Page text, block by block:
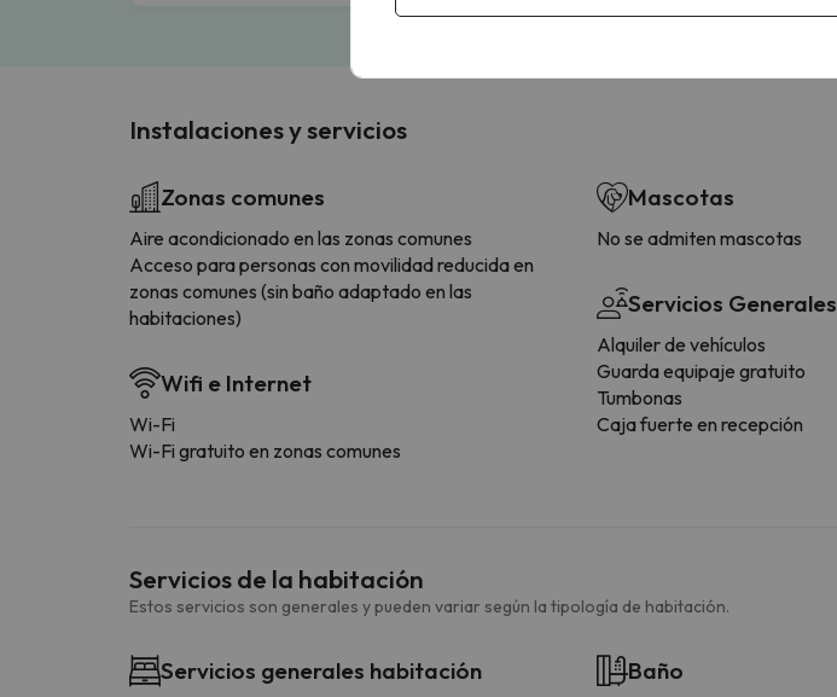
Instalaciones y servicios
Zonas comunes
Aire acondicionado en las zonas comunes
Acceso para personas con movilidad reducida en
zonas comunes (sin baño adaptado en las
habitaciones)
Wifi e Internet
Wi-Fi
Wi-Fi gratuito en zonas comunes
Mascotas
No se admiten mascotas
Servicios Generales
Alquiler de vehículos
Guarda equipaje gratuito
Tumbonas
Caja fuerte en recepción
Servicios de la habitación
Estos servicios son generales y pueden variar según la tipología de habitación.
Servicios generales habitación Baño